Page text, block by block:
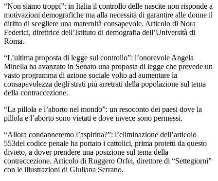
“Non siamo troppi”: in Italia il controllo delle nascite non risponde a
motivazioni demografiche ma alla necessità di garantire alle donne il
diritto di scegliere una maternità consapevole. Articolo di Nora
Federici, direttrice dell’Istituto di demografia dell’Università di
Roma.
“L’ultima proposta di legge sul controllo”: l’onorevole Angela
Minella ha avanzato in Senato una proposta di legge che prevede un
vasto programma di azione sociale volto ad aumentare la
consapevolezza degli strati più arretrati della popolazione sul tema
della contraccezione.
“La pillola e l’aborto nel mondo”: un resoconto dei paesi dove la
pillola e l’aborto sono vietati e dove invece sono permessi.
“Allora condanneremo l’aspirina?”: l’eliminazione dell’articolo
553del codice penale ha portato i cattolici, prima protetti da questo
divieto, a dover prendere una posizione sul tema della
contraccezione. Articolo di Ruggero Orfei, direttore di “Settegiorni”
con le illustrazioni di Giuliana Serrano.